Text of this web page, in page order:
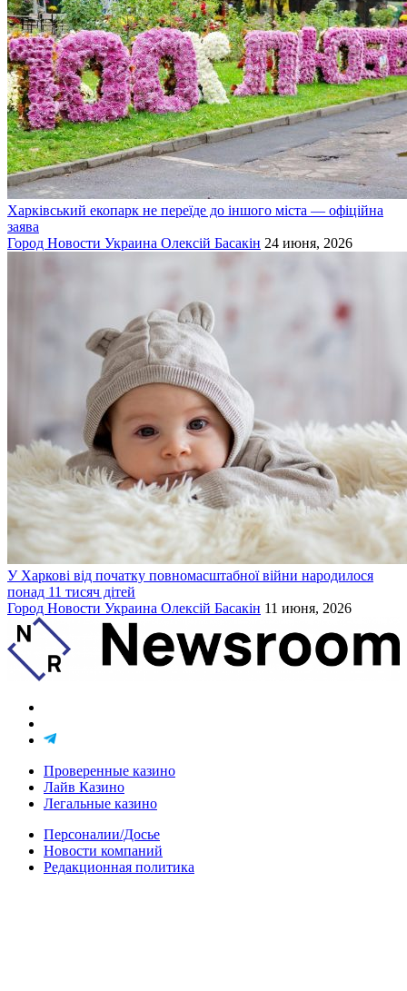
Харківський екопарк не переїде до іншого міста — офіційна
заява
Город Новости Украина Олексій Басакін 24 июня, 2026
У Харкові від початку повномасштабної війни народилося
понад 11 тисяч дітей
Город Новости Украина Олексій Басакін 11 июня, 2026
Проверенные казино
Лайв Казино
Легальные казино
Персоналии/Досье
Новости компаний
Редакционная политика